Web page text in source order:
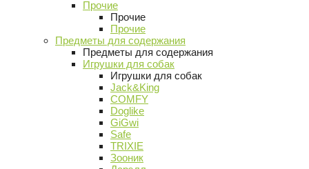
Прочие
Прочие
Прочие
Предметы для содержания
Предметы для содержания
Игрушки для собак
Игрушки для собак
Jack&King
COMFY
Doglike
GiGwi
Safe
TRIXIE
Зооник